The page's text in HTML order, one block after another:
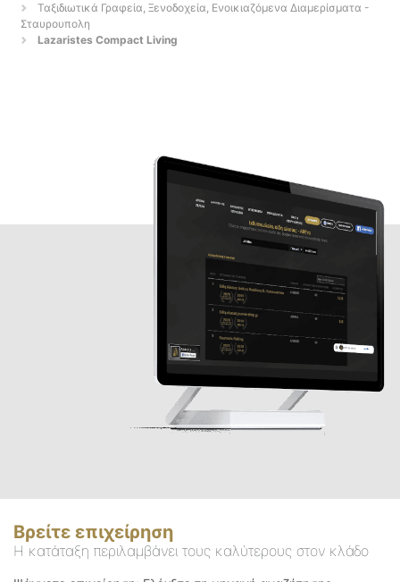
Ταξιδιωτικά Γραφεία, Ξενοδοχεία, Ενοικιαζόμενα Διαμερίσματα -
Σταυρουπολη
Lazaristes Compact Living
Βρείτε επιχείρηση
Η κατάταξη περιλαμβάνει τους καλύτερους στον κλάδο